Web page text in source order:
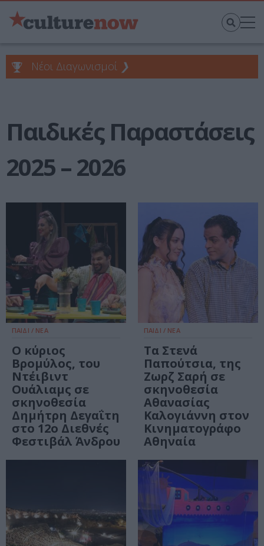
Νέοι Διαγωνισμοί ❯
Παιδικές Παραστάσεις
2025 – 2026
ΠΑΙΔΙ / ΝΕΑ
O κύριος
Βρομύλος, του
Ντέιβιντ
Ουάλιαμς σε
σκηνοθεσία
Δημήτρη Δεγαΐτη
στο 12ο Διεθνές
Φεστιβάλ Άνδρου
ΠΑΙΔΙ / ΝΕΑ
Τα Στενά
Παπούτσια, της
Ζωρζ Σαρή σε
σκηνοθεσία
Αθανασίας
Καλογιάννη στον
Κινηματογράφο
Αθηναία